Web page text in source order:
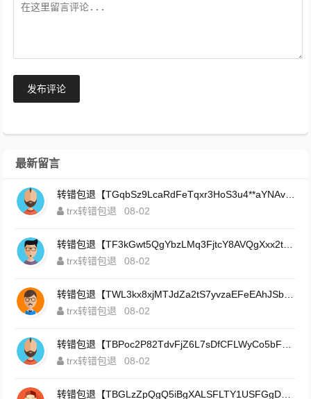
发布评论
最新留言
trx转错包退
08-02
trx转错包退
08-02
trx转错包退
08-02
trx转错包退
08-02